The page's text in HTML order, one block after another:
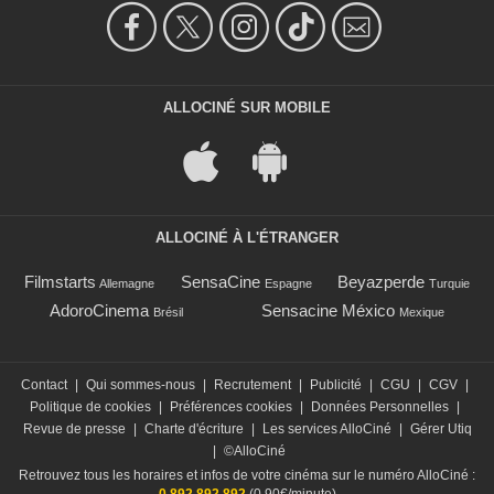
ALLOCINÉ SUR MOBILE
ALLOCINÉ À L'ÉTRANGER
Filmstarts Allemagne SensaCine Espagne Beyazperde Turquie
AdoroCinema Brésil Sensacine México Mexique
Contact Qui sommes-nous Recrutement Publicité CGU CGV
Politique de cookies
Préférences cookies Données Personnelles
Revue de presse
Charte d'écriture Les services AlloCiné
Gérer Utiq
©AlloCiné
Retrouvez tous les horaires et infos de votre cinéma sur le numéro AlloCiné :